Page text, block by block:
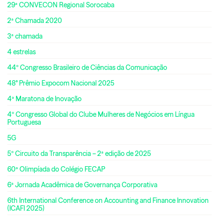
29ª CONVECON Regional Sorocaba
2ª Chamada 2020
3ª chamada
4 estrelas
44º Congresso Brasileiro de Ciências da Comunicação
48° Prêmio Expocom Nacional 2025
4ª Maratona de Inovação
4º Congresso Global do Clube Mulheres de Negócios em Língua
Portuguesa
5G
5º Circuito da Transparência – 2ª edição de 2025
60ª Olimpíada do Colégio FECAP
6ª Jornada Acadêmica de Governança Corporativa
6th International Conference on Accounting and Finance Innovation
(ICAFI 2025)